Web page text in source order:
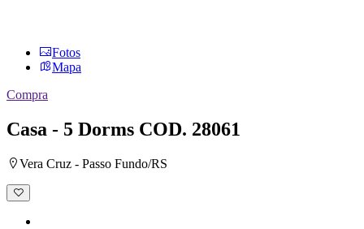
Fotos
Mapa
Compra
Casa - 5 Dorms COD. 28061
Vera Cruz - Passo Fundo/RS
Adicionar
à